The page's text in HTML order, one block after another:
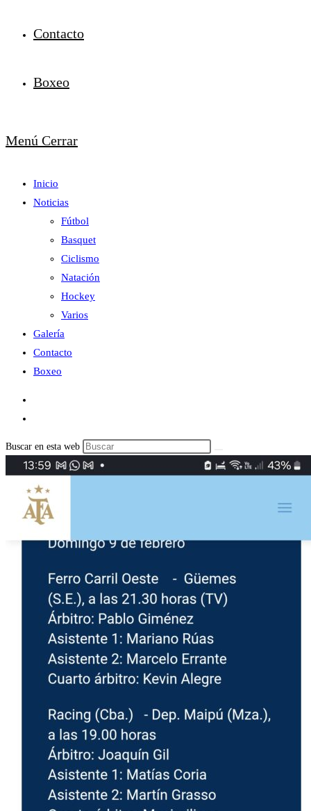
Contacto
Boxeo
Menú Cerrar
Inicio
Noticias
Fútbol
Basquet
Ciclismo
Natación
Hockey
Varios
Galería
Contacto
Boxeo
Buscar en esta web